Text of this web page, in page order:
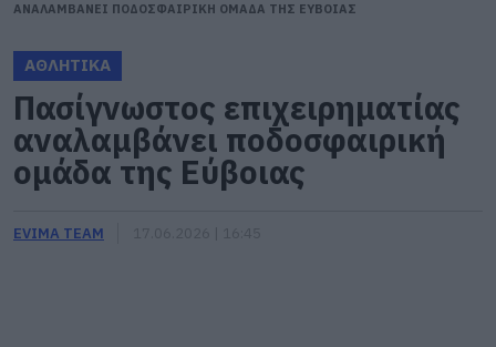
ΑΝΑΛΑΜΒΑΝΕΙ ΠΟΔΟΣΦΑΙΡΙΚΗ ΟΜΑΔΑ ΤΗΣ ΕΥΒΟΙΑΣ
ΑΘΛΗΤΙΚΑ
Πασίγνωστος επιχειρηματίας
αναλαμβάνει ποδοσφαιρική
ομάδα της Εύβοιας
EVIMA TEAM